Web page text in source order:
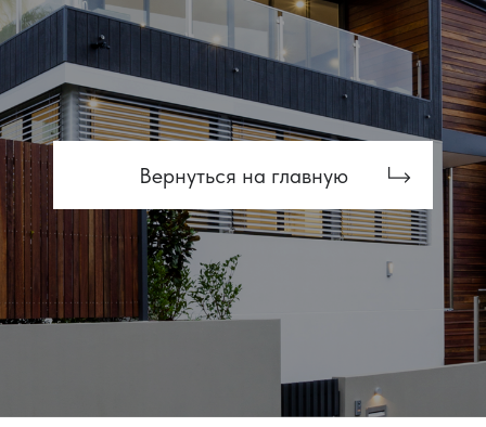
д. Пески, Ломоносовский район,
Торгово-Промышленная ул. д.30
тел/факс:8 (812) 408-49-91
E-mail:
Адрес
Услуги
Наши работы
Все права защищены.
ПРОИЗВОДИТЕЛЬ
СВЕТОПРОЗРАЧНЫХ
КОНСТРУКЦИЙ